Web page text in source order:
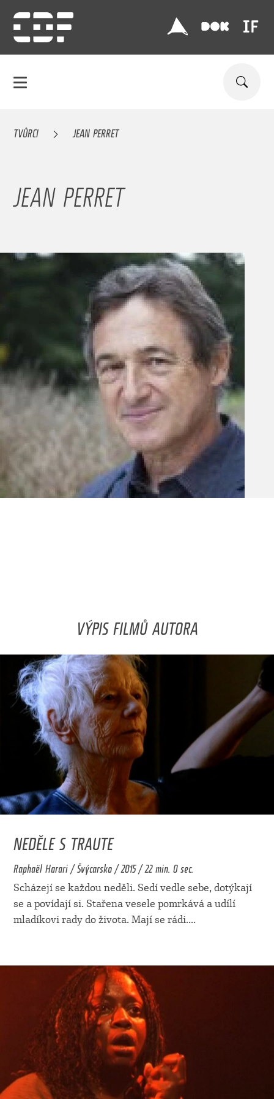
TVŮRCI JEAN PERRET
JEAN PERRET
VÝPIS FILMŮ AUTORA
NEDĚLE S TRAUTE
Raphaël Harari / Švýcarsko / 2015 / 22 min. 0 sec.
Scházejí se každou neděli. Sedí vedle sebe, dotýkají
se a povídají si. Stařena vesele pomrkává a udílí
mladíkovi rady do života. Mají se rádi....